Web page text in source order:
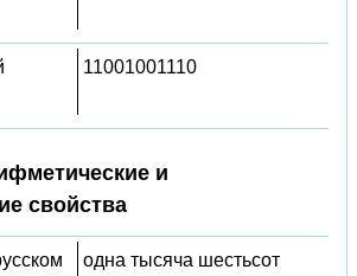
11001001110
и
свойства
одна тысяча шестьсот